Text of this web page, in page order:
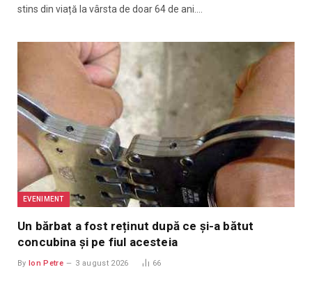
stins din viață la vârsta de doar 64 de ani.…
EVENIMENT
Un bărbat a fost reținut după ce și-a bătut
concubina și pe fiul acesteia
By Ion Petre 3 august 2026 66